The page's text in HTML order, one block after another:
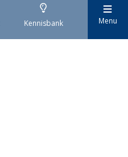
Kennisbank Menu